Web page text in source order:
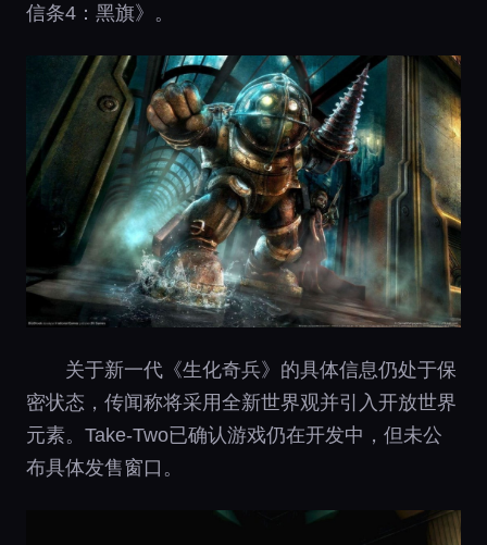
信条4：黑旗》。
关于新一代《生化奇兵》的具体信息仍处于保
密状态，传闻称将采用全新世界观并引入开放世界
元素。Take-Two已确认游戏仍在开发中，但未公
布具体发售窗口。